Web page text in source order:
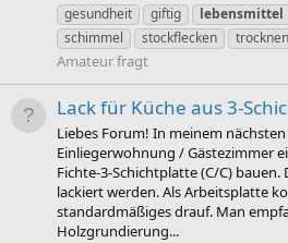
gesundheit
giftig lebensmittel
schimmel
stockflecken trocknen
Amateur fragt
Lack für Küche aus 3-
Liebes Forum! In meinem
Einliegerwohnung / Gästezimmer
Fichte-3-Schichtplatte (C/C) bauen.
lackiert werden. Als Arbeitsplatte
standardmäßiges drauf. Man
Holzgrundierung...